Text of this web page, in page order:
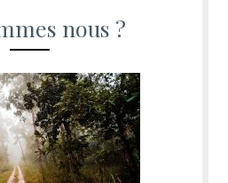
nous ?